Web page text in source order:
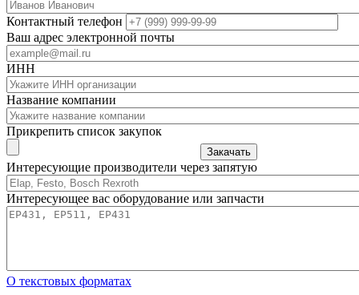
Контактный телефон
Ваш адрес электронной почты
ИНН
Название компании
Прикрепить список закупок
Закачать
Интересующие производители через запятую
Интересующее вас оборудование или запчасти
О текстовых форматах